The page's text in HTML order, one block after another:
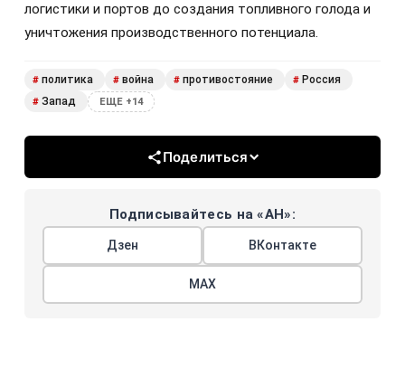
логистики и портов до создания топливного голода и
уничтожения производственного потенциала.
# политика # война # противостояние # Россия
# Запад ЕЩЕ +14
Поделиться
Подписывайтесь на «АН»:
Дзен ВКонтакте
МАХ